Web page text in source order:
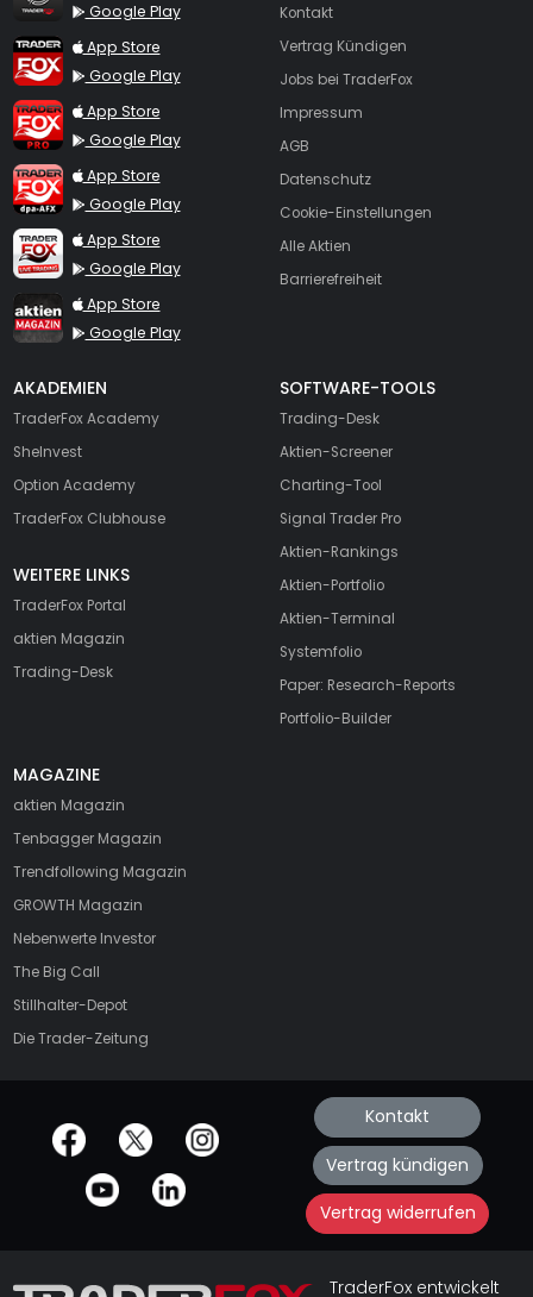
Google Play
TraderFox App
App Store
Google Play
TraderFox Pro
App Store
Google Play
TraderFox dpa-AFX ProFeed
App Store
Google Play
TraderFox Live Trading
App Store
Google Play
TraderFox aktien Magazin
App Store
Google Play
Kontakt
Vertrag Kündigen
Jobs bei TraderFox
Impressum
AGB
Datenschutz
Cookie-Einstellungen
Alle Aktien
Barrierefreiheit
AKADEMIEN
TraderFox Academy
SheInvest
Option Academy
TraderFox Clubhouse
WEITERE LINKS
TraderFox Portal
aktien Magazin
Trading-Desk
SOFTWARE-TOOLS
Trading-Desk
Aktien-Screener
Charting-Tool
Signal Trader Pro
Aktien-Rankings
Aktien-Portfolio
Aktien-Terminal
Systemfolio
Paper: Research-Reports
Portfolio-Builder
MAGAZINE
aktien Magazin
Tenbagger Magazin
Trendfollowing Magazin
GROWTH Magazin
Nebenwerte Investor
The Big Call
Stillhalter-Depot
Die Trader-Zeitung
offizielle Social Media-Accounts Kontakt
Vertrag kündigen
Vertrag widerrufen
TraderFox entwickelt